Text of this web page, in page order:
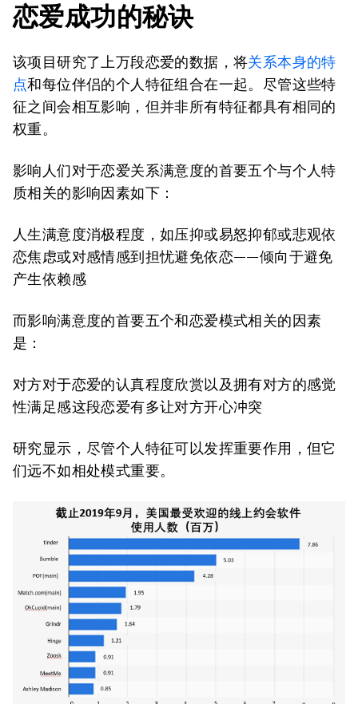
恋爱成功的秘诀
该项目研究了上万段恋爱的数据，将关系本身的特
点和每位伴侣的个人特征组合在一起。尽管这些特
征之间会相互影响，但并非所有特征都具有相同的
权重。
影响人们对于恋爱关系满意度的首要五个与个人特
质相关的影响因素如下：
人生满意度消极程度，如压抑或易怒抑郁或悲观依
恋焦虑或对感情感到担忧避免依恋——倾向于避免
产生依赖感
而影响满意度的首要五个和恋爱模式相关的因素
是：
对方对于恋爱的认真程度欣赏以及拥有对方的感觉
性满足感这段恋爱有多让对方开心冲突
研究显示，尽管个人特征可以发挥重要作用，但它
们远不如相处模式重要。